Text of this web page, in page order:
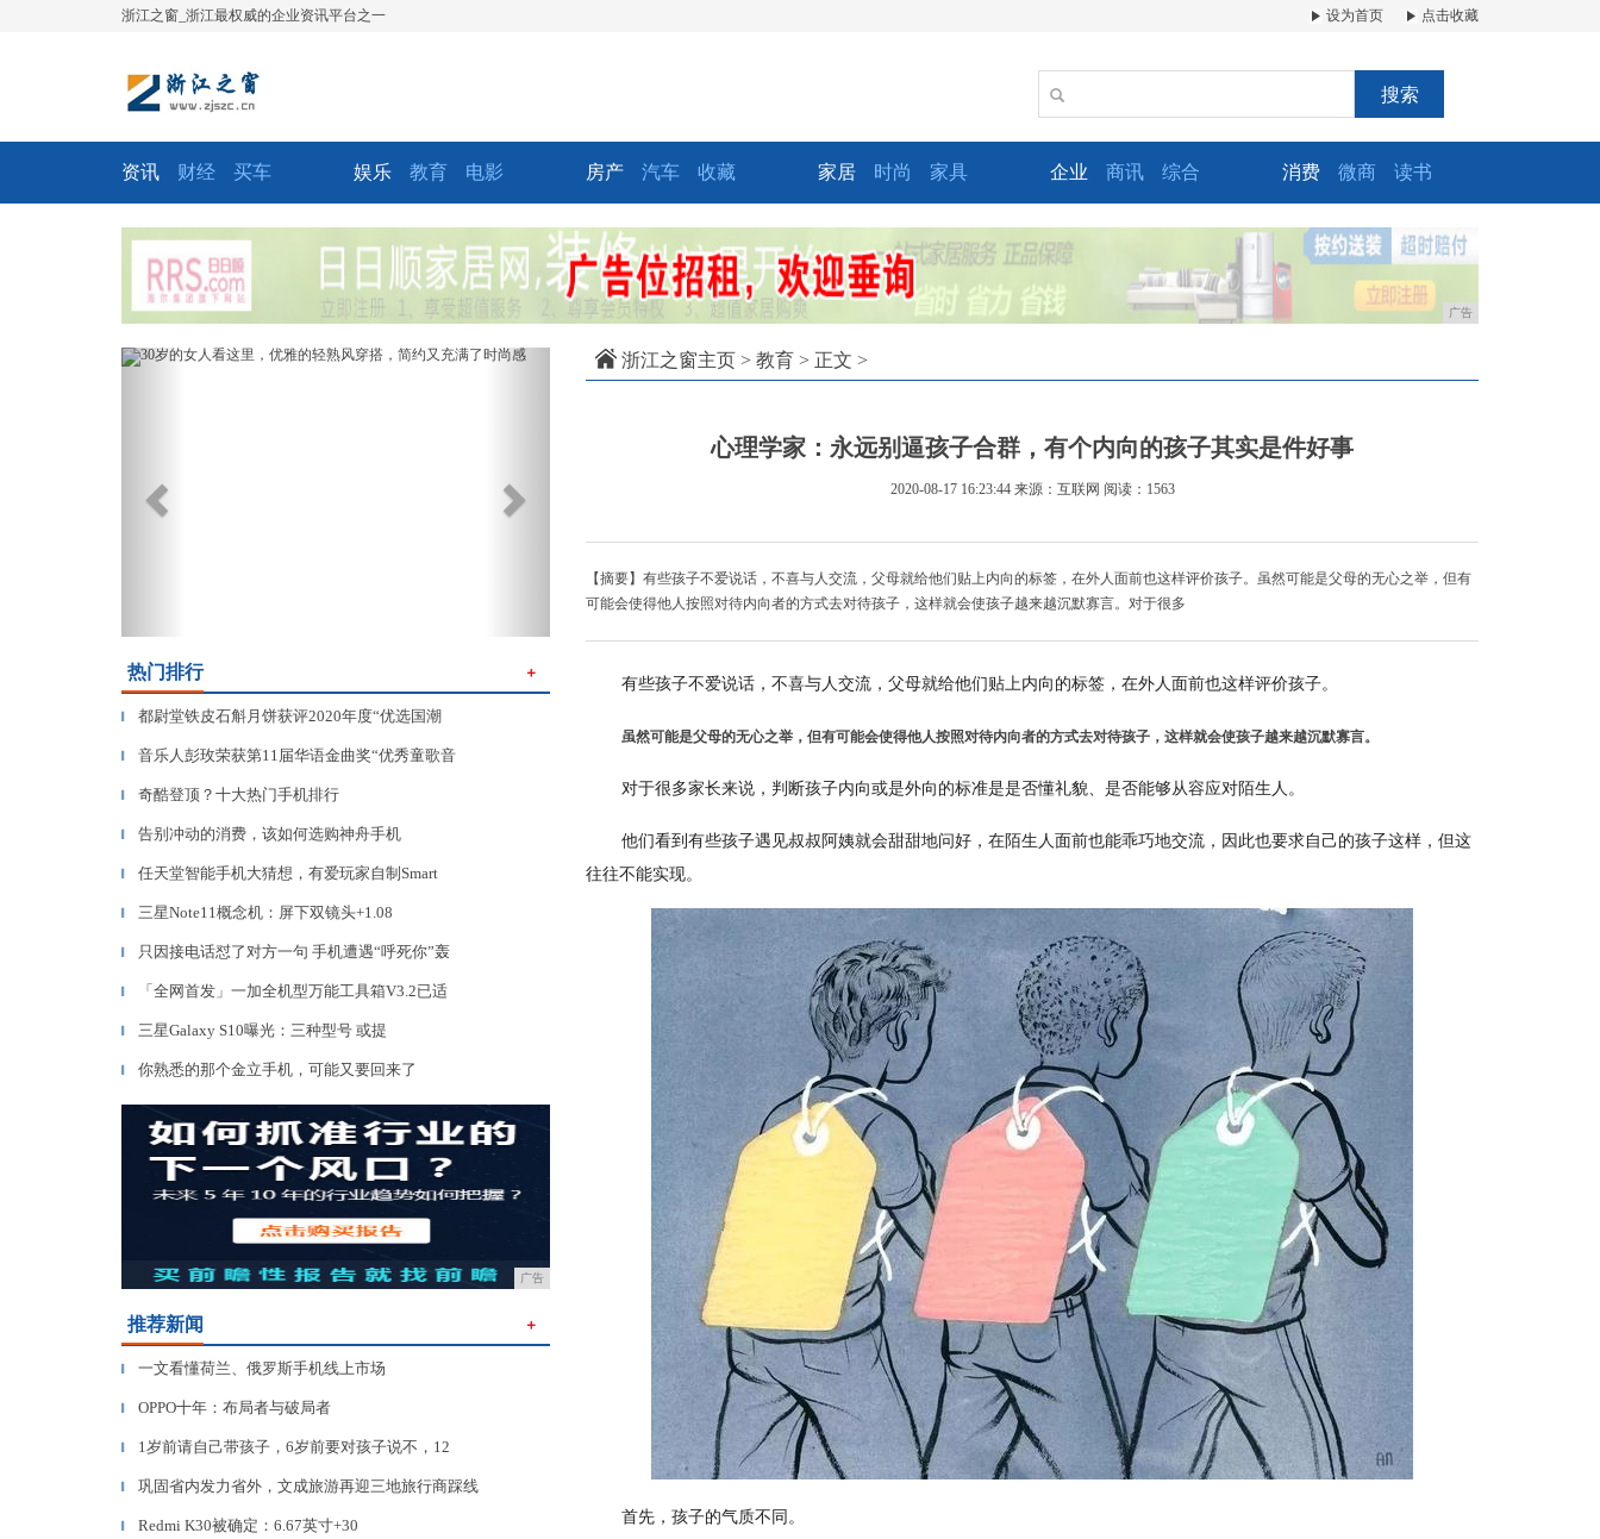
浙江之窗_浙江最权威的企业资讯平台之一 设为首页 点击收藏
搜索
资讯 财经 买车 娱乐 教育 电影 房产 汽车 收藏 家居 时尚 家具 企业 商讯 综合 消费 微商 读书
广告
Previous Next
热门排行 ＋
▎ 都尉堂铁皮石斛月饼获评2020年度“优选国潮
▎ 音乐人彭玫荣获第11届华语金曲奖“优秀童歌音
▎ 奇酷登顶？十大热门手机排行
▎ 告别冲动的消费，该如何选购神舟手机
▎ 任天堂智能手机大猜想，有爱玩家自制Smart
▎ 三星Note11概念机：屏下双镜头+1.08
▎ 只因接电话怼了对方一句 手机遭遇“呼死你”轰
▎ 「全网首发」一加全机型万能工具箱V3.2已适
▎ 三星Galaxy S10曝光：三种型号 或提
▎ 你熟悉的那个金立手机，可能又要回来了
广告
推荐新闻 ＋
▎ 一文看懂荷兰、俄罗斯手机线上市场
▎ OPPO十年：布局者与破局者
▎ 1岁前请自己带孩子，6岁前要对孩子说不，12
▎ 巩固省内发力省外，文成旅游再迎三地旅行商踩线
▎ Redmi K30被确定：6.67英寸+30
浙江之窗主页 > 教育 > 正文 >
心理学家：永远别逼孩子合群，有个内向的孩子其实是件好事
2020-08-17 16:23:44 来源：互联网 阅读：1563
【摘要】有些孩子不爱说话，不喜与人交流，父母就给他们贴上内向的标签，在外人面前也这样评价孩子。虽然可能是父母的无心之举，但有
可能会使得他人按照对待内向者的方式去对待孩子，这样就会使孩子越来越沉默寡言。对于很多
有些孩子不爱说话，不喜与人交流，父母就给他们贴上内向的标签，在外人面前也这样评价孩子。
虽然可能是父母的无心之举，但有可能会使得他人按照对待内向者的方式去对待孩子，这样就会使孩子越来越沉默寡言。
对于很多家长来说，判断孩子内向或是外向的标准是是否懂礼貌、是否能够从容应对陌生人。
他们看到有些孩子遇见叔叔阿姨就会甜甜地问好，在陌生人面前也能乖巧地交流，因此也要求自己的孩子这样，但这
往往不能实现。
首先，孩子的气质不同。